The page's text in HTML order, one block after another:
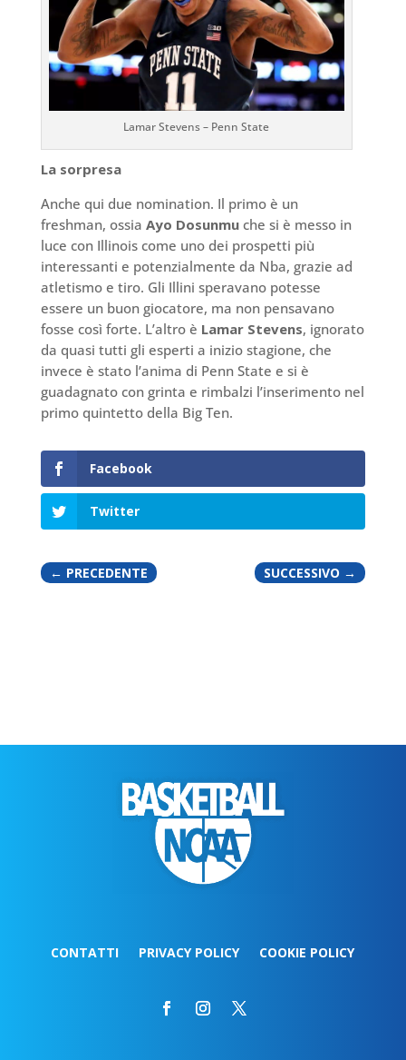
Lamar Stevens – Penn State
La sorpresa
Anche qui due nomination. Il primo è un
freshman, ossia Ayo Dosunmuche si è messo in
luce con Illinois come uno dei prospetti più
interessanti e potenzialmente da Nba, grazie ad
atletismo e tiro. Gli Illini speravano potesse
essere un buon giocatore, ma non pensavano
fosse così forte. L’altro è Lamar Stevens, ignorato
da quasi tutti gli esperti a inizio stagione, che
invece è stato l’anima di Penn State e si è
guadagnato con grinta e rimbalzi l’inserimento nel
primo quintetto della Big Ten.
Facebook
Twitter
← PRECEDENTE SUCCESSIVO →
CONTATTI PRIVACY POLICY COOKIE POLICY